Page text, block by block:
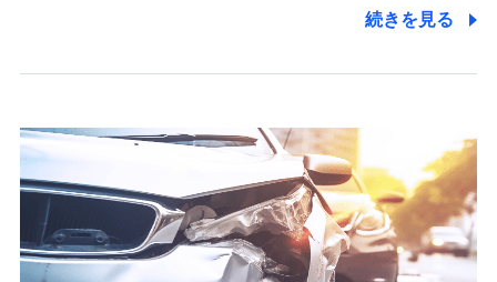
【共同して利用される利用データの項目】
当社又は株式会社NTTドコモがサービス提供等を通じて取得
した、以下の情報などの個人データ
基本情報
氏名、電話番号、メールアドレス、お客さまの識別子、
続きを見る